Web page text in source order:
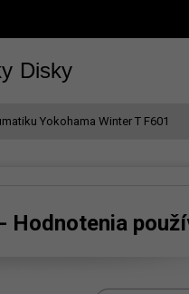
Disky
Yokohama Winter T F601
Hodnotenia